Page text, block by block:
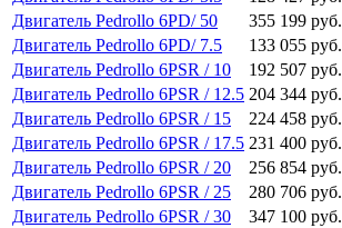
Двигатель Pedrollo 6PD/ 50
355 199 руб.
Двигатель Pedrollo 6PD/ 7.5
133 055 руб.
Двигатель Pedrollo 6PSR / 10
192 507 руб.
Двигатель Pedrollo 6PSR / 12.5 204 344 руб.
Двигатель Pedrollo 6PSR / 15
224 458 руб.
Двигатель Pedrollo 6PSR / 17.5 231 400 руб.
Двигатель Pedrollo 6PSR / 20
256 854 руб.
Двигатель Pedrollo 6PSR / 25
280 706 руб.
Двигатель Pedrollo 6PSR / 30
347 100 руб.